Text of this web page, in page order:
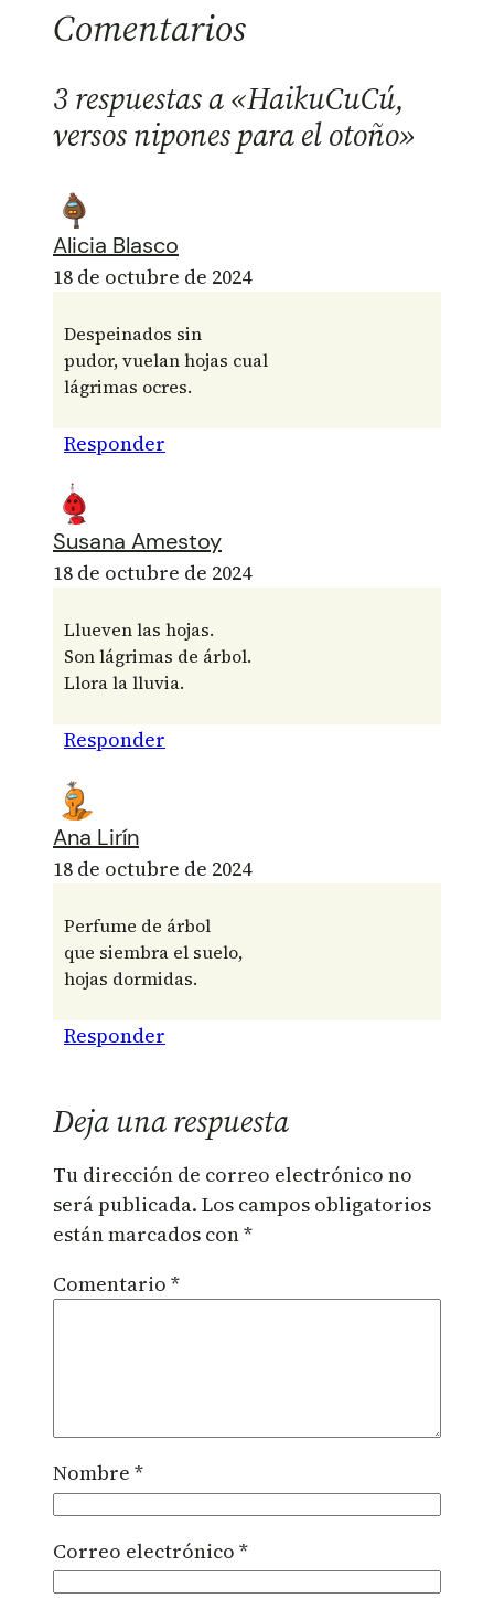
Comentarios
3 respuestas a «HaikuCuCú,
versos nipones para el otoño»
Alicia Blasco
18 de octubre de 2024
Despeinados sin
pudor, vuelan hojas cual
lágrimas ocres.
Responder
Susana Amestoy
18 de octubre de 2024
Llueven las hojas.
Son lágrimas de árbol.
Llora la lluvia.
Responder
Ana Lirín
18 de octubre de 2024
Perfume de árbol
que siembra el suelo,
hojas dormidas.
Responder
Deja una respuesta
Tu dirección de correo electrónico no
será publicada. Los campos obligatorios
están marcados con*
Comentario *
Nombre *
Correo electrónico *